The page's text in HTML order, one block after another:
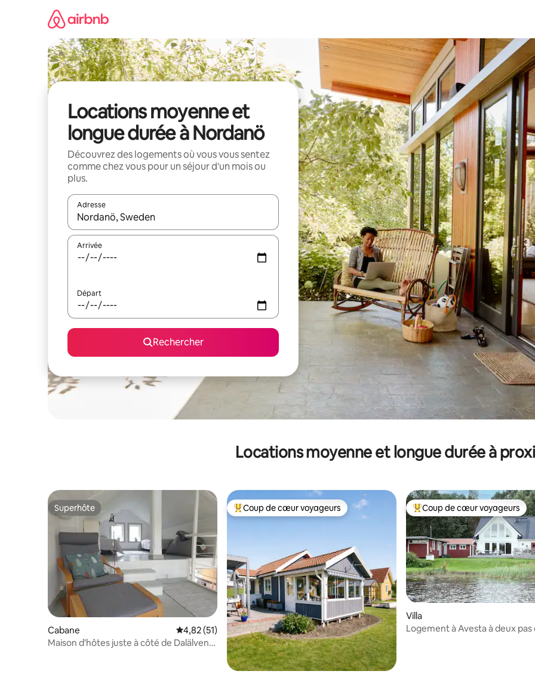
Locations moyenne et
longue durée à Nordanö
Découvrez des logements où vous vous sentez
comme chez vous pour un séjour d'un mois ou
plus.
Adresse
Lorsque les résultats s'affichent, utilisez les flèches vers le haut et vers le bas pour les parcourir ou en appuyant et en
Arrivée
Départ
Rechercher
Locations moyenne et longue durée à
Superhôte
Superhôte
Cabane Évaluation moyenne sur la base de 51 commentaires : 4,82 sur 5
4,82 (51)
Maison d'hôtes juste à côté de Dalälven
Coups de cœur voyageurs les plus appréciés
Coup de cœur voyageurs Coups de cœur voyageurs les
Coup de cœur voyageurs
Villa
Logement à Avesta à deux pas